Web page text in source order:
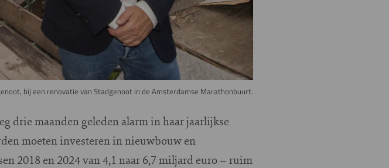
bij een renovatie van Stadgenoot in de Amsterdamse Marathonbuurt.
drie maanden geleden alarm in haar jaarlijkse
moeten investeren in nieuwbouw en
2018 en 2024 van 4,1 naar 6,7 miljard euro – ruim